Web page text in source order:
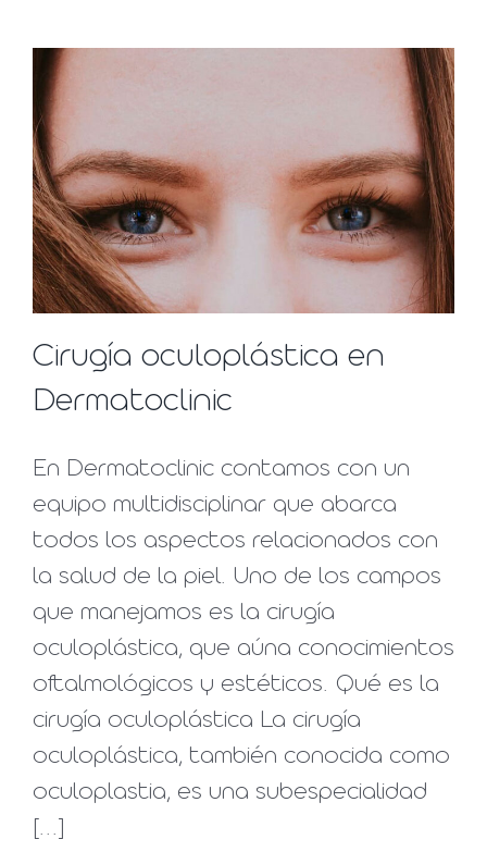
Cirugía oculoplástica en
Dermatoclinic
En Dermatoclinic contamos con un
equipo multidisciplinar que abarca
todos los aspectos relacionados con
la salud de la piel. Uno de los campos
que manejamos es la cirugía
oculoplástica, que aúna conocimientos
oftalmológicos y estéticos. Qué es la
cirugía oculoplástica La cirugía
oculoplástica, también conocida como
oculoplastia, es una subespecialidad
[...]